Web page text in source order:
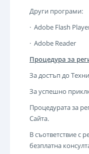
Други програми:
· Adobe Flash
· Adobe Reader
Процедура за
За достъп до
За успешно
Процедурата за
Сайта.
В съответствие с
безплатна